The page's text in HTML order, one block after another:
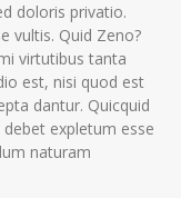
doloris privatio.
vultis. Quid Zeno?
virtutibus tanta
est, nisi quod est
dantur. Quicquid
expletum esse
naturam